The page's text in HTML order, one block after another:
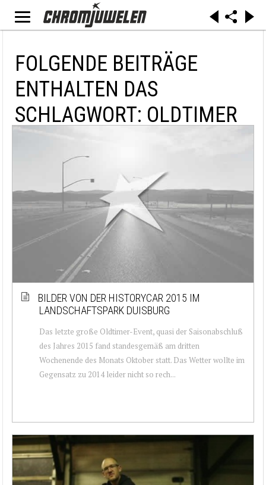
FOLGENDE BEITRÄGE
ENTHALTEN DAS
SCHLAGWORT: OLDTIMER
BILDER VON DER HISTORYCAR 2015 IM
LANDSCHAFTSPARK DUISBURG
Das letzte große Oldtimer-Event, quasi der Saisonabschluß
des Jahres 2015 fand standesgemäß am dritten
Wochenende des Monats Oktober statt. Das Wetter wollte im
Gegensatz zu 2014 leider nicht so rech...